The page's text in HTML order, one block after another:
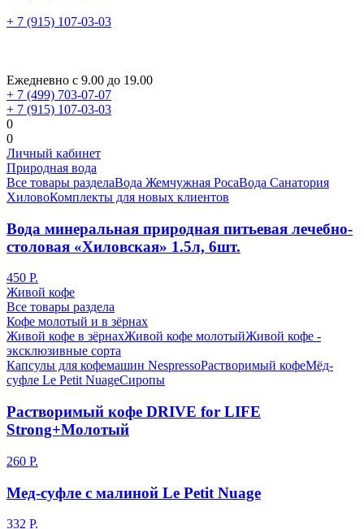
+ 7 (915) 107-03-03
Ежедневно с 9.00 до 19.00
+ 7 (499) 703-07-07
+ 7 (915) 107-03-03
0
0
Личный кабинет
Природная вода
Все товары разделаВода Жемчужная РосаВода Санатория
ХиловоКомплекты для новых клиентов
Вода минеральная природная питьевая лечебно-
столовая «Хиловская» 1.5л, 6шт.
450 Р.
Живой кофе
Все товары раздела
Кофе молотый и в зёрнах
Живой кофе в зёрнахЖивой кофе молотыйЖивой кофе -
эксклюзивные сорта
Капсулы для кофемашин NespressoРастворимый кофеМёд-
суфле Le Petit NuageСиропы
Растворимый кофе DRIVE for LIFE
Strong+Молотый
260 Р.
Мед-суфле с малиной Le Petit Nuage
332 Р.